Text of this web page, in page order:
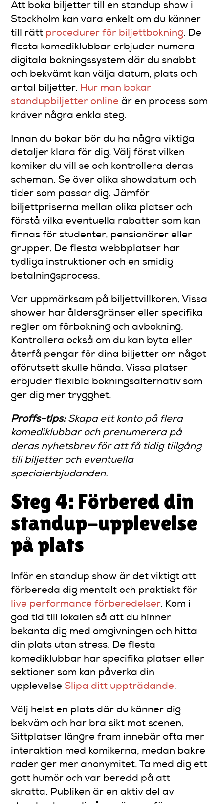
Att boka biljetter till en standup show i
Stockholm kan vara enkelt om du känner
till rätt procedurer för biljettbokning. De
flesta komediklubbar erbjuder numera
digitala bokningssystem där du snabbt
och bekvämt kan välja datum, plats och
antal biljetter. Hur man bokar
standupbiljetter online är en process som
kräver några enkla steg.
Innan du bokar bör du ha några viktiga
detaljer klara för dig. Välj först vilken
komiker du vill se och kontrollera deras
scheman. Se över olika showdatum och
tider som passar dig. Jämför
biljettpriserna mellan olika platser och
förstå vilka eventuella rabatter som kan
finnas för studenter, pensionärer eller
grupper. De flesta webbplatser har
tydliga instruktioner och en smidig
betalningsprocess.
Var uppmärksam på biljettvillkoren. Vissa
shower har åldersgränser eller specifika
regler om förbokning och avbokning.
Kontrollera också om du kan byta eller
återfå pengar för dina biljetter om något
oförutsett skulle hända. Vissa platser
erbjuder flexibla bokningsalternativ som
ger dig mer trygghet.
Proffs-tips: Skapa ett konto på flera
komediklubbar och prenumerera på
deras nyhetsbrev för att få tidig tillgång
till biljetter och eventuella
specialerbjudanden.
Steg 4: Förbered din
standup-upplevelse
på plats
Inför en standup show är det viktigt att
förbereda dig mentalt och praktiskt för
live performance förberedelser. Kom i
god tid till lokalen så att du hinner
bekanta dig med omgivningen och hitta
din plats utan stress. De flesta
komediklubbar har specifika platser eller
sektioner som kan påverka din
upplevelse Slipa ditt uppträdande.
Välj helst en plats där du känner dig
bekväm och har bra sikt mot scenen.
Sittplatser längre fram innebär ofta mer
interaktion med komikerna, medan bakre
rader ger mer anonymitet. Ta med dig ett
gott humör och var beredd på att
skratta. Publiken är en aktiv del av